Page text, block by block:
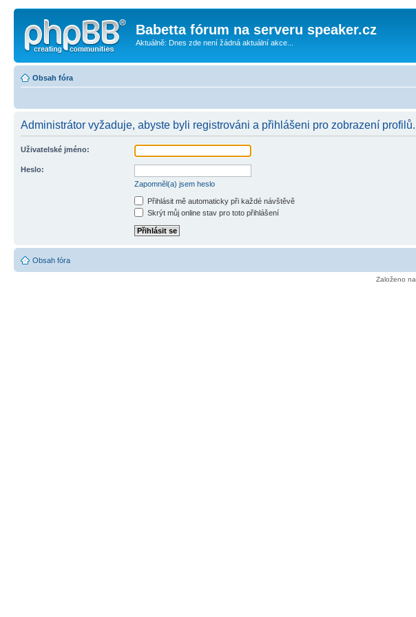
Babetta fórum na serveru speaker.cz
Aktuálně: Dnes zde není žádná aktuální akce...
Obsah fóra
Administrátor vyžaduje, abyste byli registrováni a přihlášeni pro zobrazení profilů.
Uživatelské jméno:
Heslo:
Zapomněl(a) jsem heslo
Přihlásit mě automaticky při každé návštěvě
Skrýt můj online stav pro toto přihlášení
Obsah fóra
Založeno na